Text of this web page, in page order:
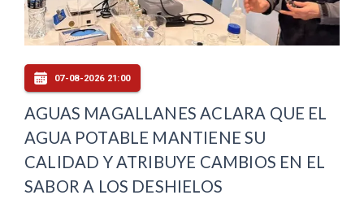
07-08-2026 21:00
AGUAS MAGALLANES ACLARA QUE EL
AGUA POTABLE MANTIENE SU
CALIDAD Y ATRIBUYE CAMBIOS EN EL
SABOR A LOS DESHIELOS